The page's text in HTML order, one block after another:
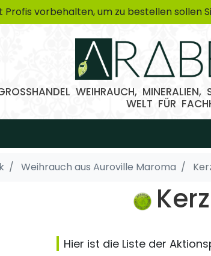
vorbehalten, um zu bestellen sollen
WEIHRAUCH,
WELT FÜR
Weihrauch aus Auroville Maroma
Hier ist die Liste der